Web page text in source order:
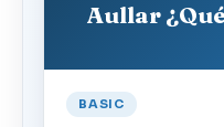
Aullar
BASIC